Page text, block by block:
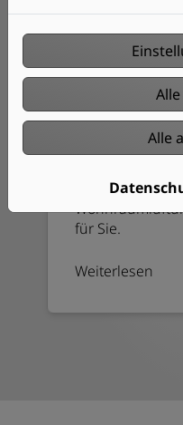
Zentrale
Sie planen
eine möglichst
Möglichkeit der
Raumklima?
für Sie.
Weiterlesen
Alle